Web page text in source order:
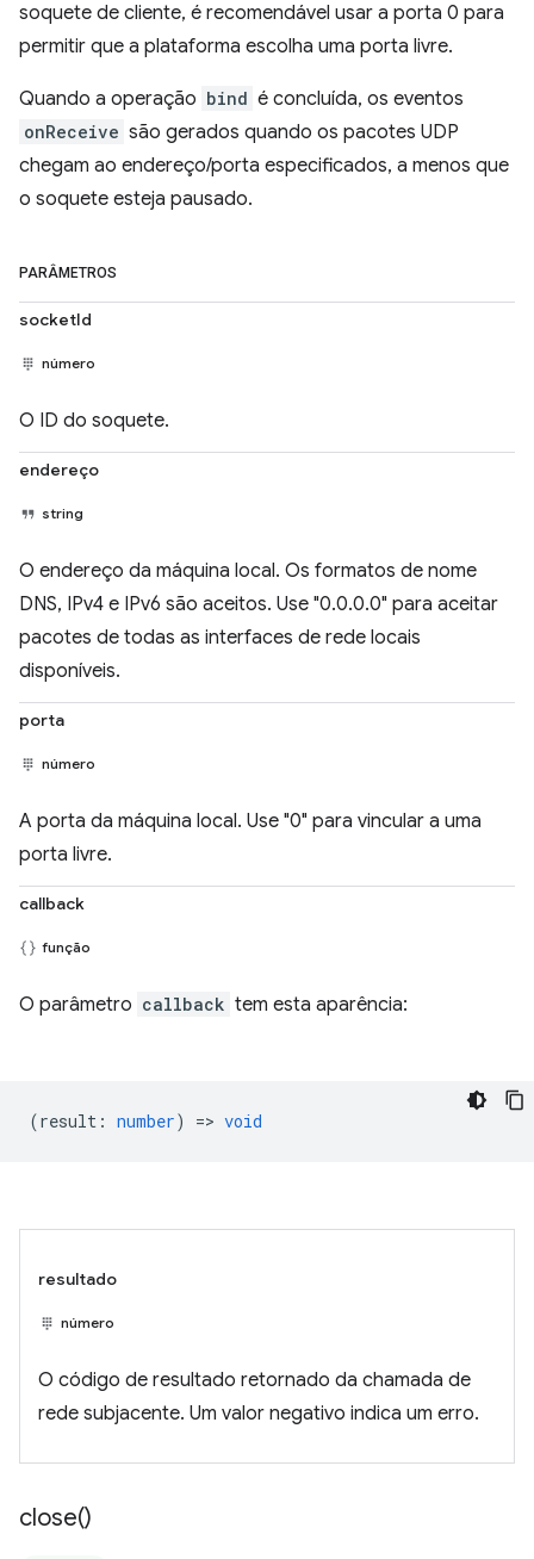
soquete de cliente, é recomendável usar a porta 0 para
permitir que a plataforma escolha uma porta livre.
Quando a operação bind é concluída, os eventos
onReceive são gerados quando os pacotes UDP
chegam ao endereço/porta especificados, a menos que
o soquete esteja pausado.
PARÂMETROS
socketId
número
O ID do soquete.
endereço
string
O endereço da máquina local. Os formatos de nome
DNS, IPv4 e IPv6 são aceitos. Use "0.0.0.0" para aceitar
pacotes de todas as interfaces de rede locais
disponíveis.
porta
número
A porta da máquina local. Use "0" para vincular a uma
porta livre.
callback
função
O parâmetro callback tem esta aparência:
(result : number) => void
resultado
número
O código de resultado retornado da chamada de
rede subjacente. Um valor negativo indica um erro.
close()